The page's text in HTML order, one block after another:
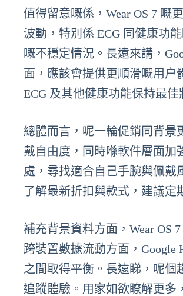
值得留意嘅係，Wear OS 7 嘅
波動，特別係 ECG 同健康功
嘅不穩定情況。長遠來講，
面，應該會提供更順滑嘅用
ECG 及其他健康功能保持最佳
總體而言，呢一輪促銷同背景
戴自由度，同時喺軟件層面加
處，尋找適合自己手腕與佩戴
了解最新折扣與款式，建議定
補充背景資料方面，Wear OS
跨裝置數據流動方面，
之間取得平衡。長遠睇，呢
追蹤體驗。用家如欲瞭解更多